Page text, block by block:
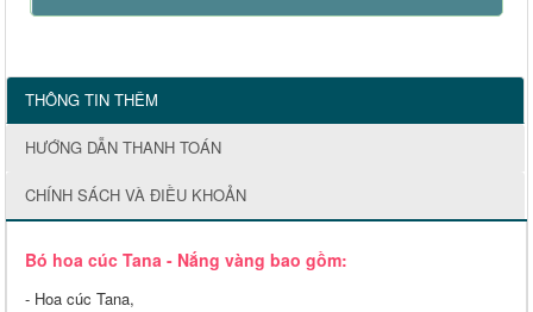
THÔNG TIN THÊM
HƯỚNG DẪN THANH TOÁN
CHÍNH SÁCH VÀ ĐIỀU KHOẢN
Bó hoa cúc Tana - Nắng vàng bao gồm:
- Hoa cúc Tana,